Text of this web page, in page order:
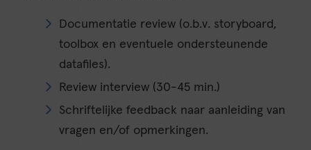
Documentatie review (o.b.v. storyboard,
toolbox en eventuele ondersteunende
datafiles).
Review interview (30-45 min.)
Schriftelijke feedback naar aanleiding van
vragen en/of opmerkingen.